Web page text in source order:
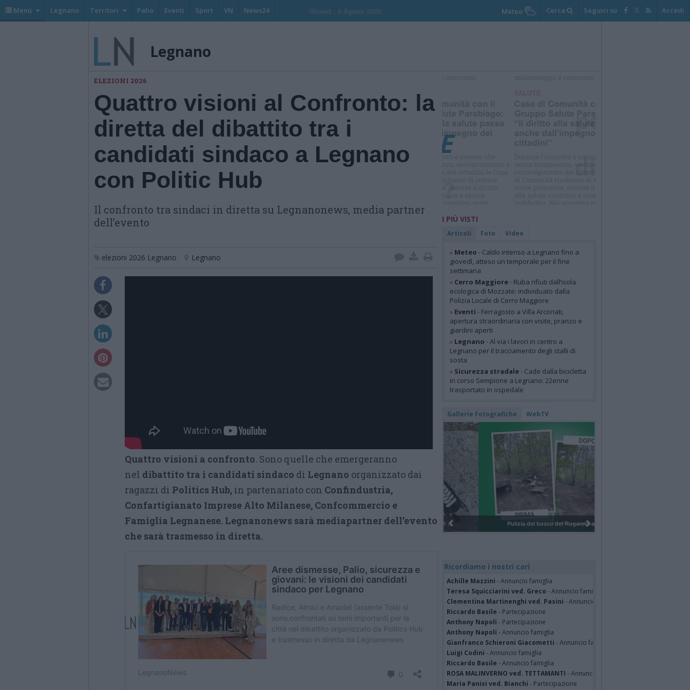
Menù Legnano Territori Palio Eventi Sport VN News24 Giovedi , 6 Agosto 2026 Meteo Cerca Seguici su Accedi
Legnano
ELEZIONI 2026
Quattro visioni al Confronto: la
diretta del dibattito tra i
candidati sindaco a Legnano
con Politic Hub
Il confronto tra sindaci in diretta su Legnanonews, media partner
dell’evento
elezioni 2026 Legnano Legnano
Quattro visioni a confronto. Sono quelle che emergeranno
nel dibattito tra i candidati sindaco di Legnano organizzato dai
ragazzi di Politics Hub, in partenariato con Confindustria,
Confartigianato Imprese Alto Milanese, Confcommercio e
Famiglia Legnanese. Legnanonews sarà mediapartner dell’evento
che sarà trasmesso in diretta.
I PIÙ VISTI
Articoli Foto Video
» Meteo - Caldo intenso a Legnano fino a
giovedì, atteso un temporale per il fine
settimana
» Cerro Maggiore- Ruba rifiuti dall’isola
ecologica di Mozzate: individuato dalla
Polizia Locale di Cerro Maggiore
» Eventi - Ferragosto a Villa Arconati,
apertura straordinaria con visite, pranzo e
giardini aperti
» Legnano - Al via i lavori in centro a
Legnano per il tracciamento degli stalli di
sosta
» Sicurezza stradale- Cade dalla bicicletta
in corso Sempione a Legnano: 22enne
trasportato in ospedale
Gallerie Fotografiche WebTV
Pulizia del bosco del Rugareto a ...
Ricordiamo i nostri cari
Achille Mazzini - Annuncio famiglia
Teresa Squicciarini ved. Greco - Annuncio famiglia
Clementina Martinenghi ved. Pasini - Annuncio famiglia
Riccardo Basile - Partecipazione
Anthony Napoli - Partecipazione
Anthony Napoli - Annuncio famiglia
Gianfranco Schieroni Giacometti - Annuncio famiglia
Luigi Codini - Annuncio famiglia
Riccardo Basile - Annuncio famiglia
ROSA MALINVERNO ved. TETTAMANTI - Annuncio famiglia
Maria Panisi ved. Bianchi - Partecipazione